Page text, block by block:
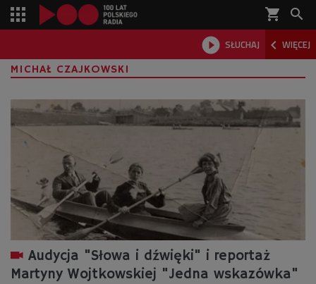
shopping_cart 
 SŁUCHAJ  WIĘCEJ

MICHAŁ CZAJKOWSKI
Audycja "Słowa i dźwięki" i reportaż
Martyny Wojtkowskiej "Jedna wskazówka"